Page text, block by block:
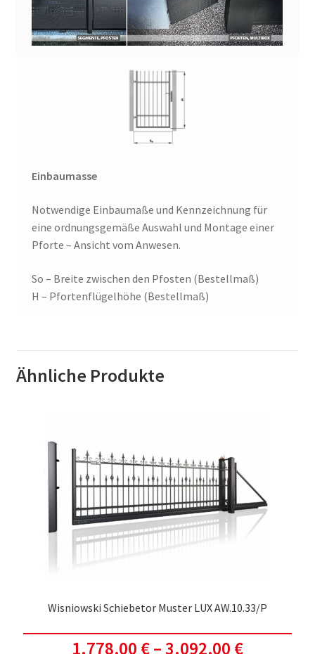
Einbaumasse
Notwendige Einbaumaße und Kennzeichnung für
eine ordnungsgemäße Auswahl und Montage einer
Pforte – Ansicht vom Anwesen.
So – Breite zwischen den Pfosten (Bestellmaß)
H – Pfortenflügelhöhe (Bestellmaß)
Ähnliche Produkte
Wisniowski Schiebetor Muster LUX AW.10.33/P
1.778,00 €–3.092,00 €